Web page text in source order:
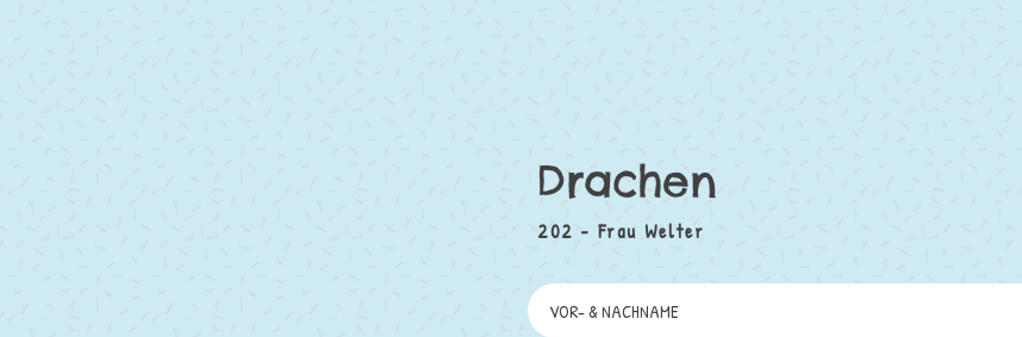
Drachen
202 - Frau Welter